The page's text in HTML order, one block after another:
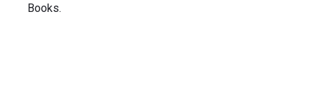
Books.